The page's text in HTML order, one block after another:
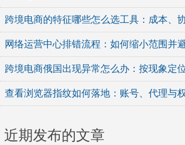
跨境电商的特征哪些怎么选工具：成本、
网络运营中心排错流程：如何缩小范围并
跨境电商俄国出现异常怎么办：按现象定
查看浏览器指纹如何落地：账号、代理与
近期发布的文章